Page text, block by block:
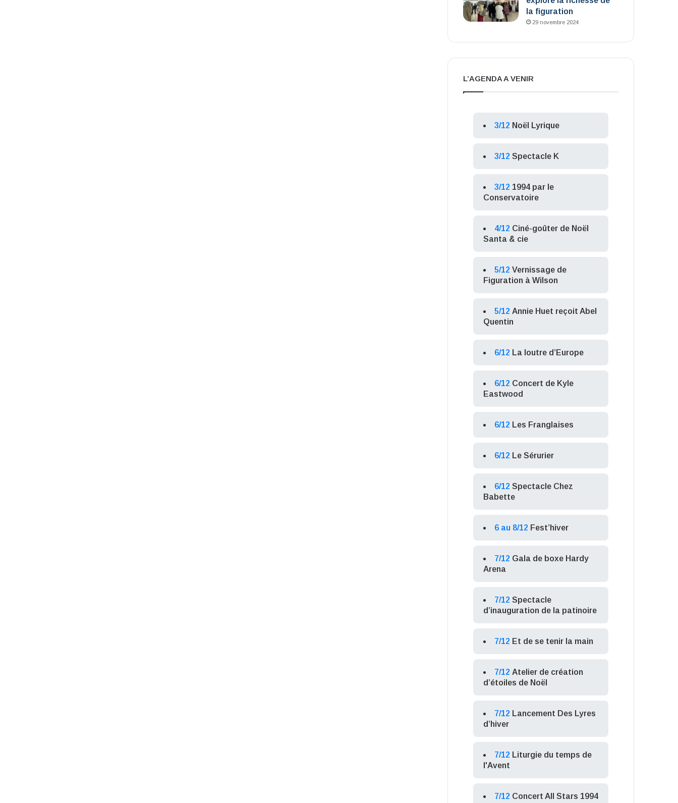
la figuration
29 novembre 2024
L’AGENDA A VENIR
3/12 Noël Lyrique
3/12 Spectacle K
3/12 1994 par le
Conservatoire
4/12 Ciné-goûter de Noël
Santa & cie
5/12 Vernissage de
Figuration à Wilson
5/12 Annie Huet reçoit Abel
Quentin
6/12 La loutre d’Europe
6/12 Concert de Kyle
Eastwood
6/12 Les Franglaises
6/12 Le Sérurier
6/12 Spectacle Chez
Babette
6 au 8/12 Fest’hiver
7/12 Gala de boxe Hardy
Arena
7/12 Spectacle
d’inauguration de la patinoire
7/12 Et de se tenir la main
7/12 Atelier de création
d’étoiles de Noël
7/12 Lancement Des Lyres
d’hiver
7/12 Liturgie du temps de
l'Avent
7/12 Concert All Stars 1994